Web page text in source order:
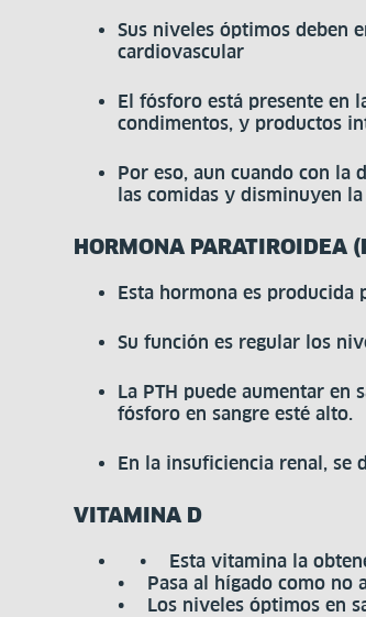
Sus niveles óptimos deben
cardiovascular
El fósforo está presente en
condimentos, y productos
Por eso, aun cuando con la
las comidas y disminuyen
HORMONA PARATIROIDEA
Esta hormona es producida
Su función es regular los
La PTH puede aumentar en
fósforo en sangre esté alto.
En la insuficiencia renal, se
VITAMINA D
• Esta vitamina la
• Pasa al hígado como no
• Los niveles óptimos en